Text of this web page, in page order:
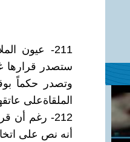
211- عيون
وتصدر حكماً
الملقاةعلى
212- رغم أن
أنه نص على